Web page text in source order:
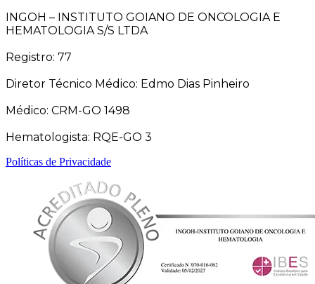
INGOH – INSTITUTO GOIANO DE ONCOLOGIA E
HEMATOLOGIA S/S LTDA
Registro: 77
Diretor Técnico Médico: Edmo Dias Pinheiro
Médico: CRM-GO 1498
Hematologista: RQE-GO 3
Políticas de Privacidade